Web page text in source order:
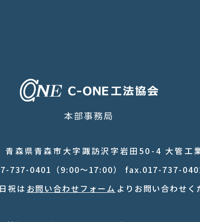
本部事務局
青森県青森市大字諏訪沢字岩田50-4 大管工
737-0401（9:00〜17:00） fax.017-737-
祝は お問い合わせフォーム よりお問い合わせく